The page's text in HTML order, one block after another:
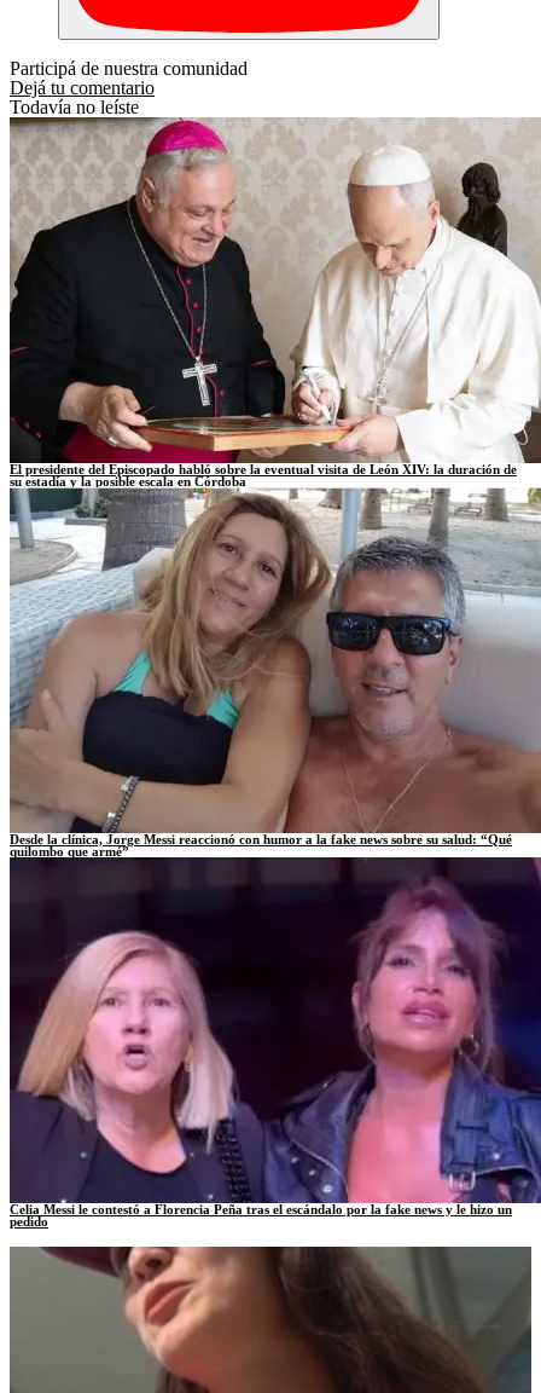
Participá de nuestra comunidad
Dejá tu comentario
Todavía no leíste
El presidente del Episcopado habló sobre la eventual visita de León XIV: la duración de
su estadía y la posible escala en Córdoba
Desde la clínica, Jorge Messi reaccionó con humor a la fake news sobre su salud: “Qué
quilombo que armé”
Celia Messi le contestó a Florencia Peña tras el escándalo por la fake news y le hizo un
pedido